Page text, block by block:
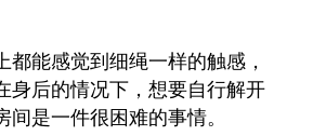
都能感觉到细绳一样的触感，
身后的情况下，想要自行解开
是一件很困难的事情。